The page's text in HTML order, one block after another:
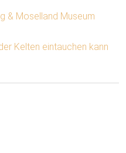
& Moselland Museum
Kelten eintauchen kann